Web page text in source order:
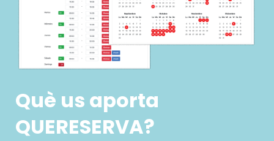
Què us aporta
QUERESERVA?